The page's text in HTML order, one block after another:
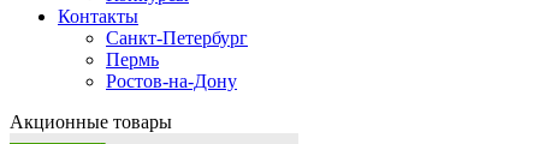
Контакты
Санкт-Петербург
Пермь
Ростов-на-Дону
Акционные товары